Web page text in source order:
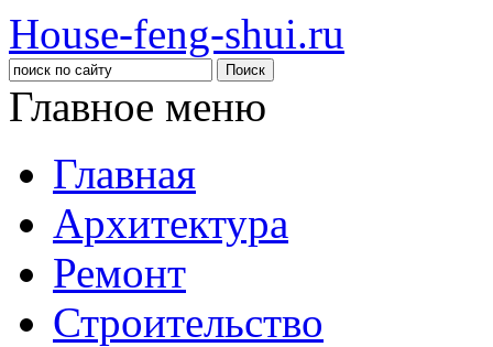
House-feng-shui.ru
Главное меню
Главная
Архитектура
Ремонт
Строительство